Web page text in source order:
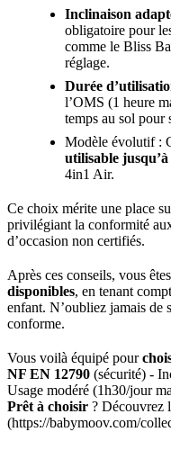
Inclinaison
obligatoire pour
comme le Bliss
réglage.
Durée
l’OMS (1 heure
temps au sol pour
Modèle évolutif :
utilisable jusqu’à
4in1 Air.
Ce choix mérite une place
privilégiant la conformité
d’occasion non certifiés.
Après ces conseils, vous
disponibles, en tenant
enfant. N’oubliez jamais de
conforme.
Vous voilà équipé pour
NF EN 12790 (sécurité) -
Usage modéré (1h30/jour
Prêt à choisir ? Découvrez
(https://babymoov.com/